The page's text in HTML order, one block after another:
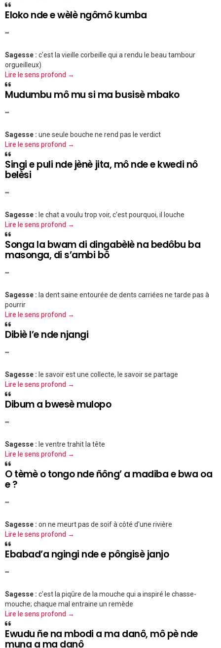
Eloko nde e wèlè ngômô kumba
""
Sagesse : c'est la vieille corbeille qui a rendu le beau tambour
orgueilleux)
Lire le sens profond →
Mudumbu mô mu si ma busisè mbako
""
Sagesse : une seule bouche ne rend pas le verdict
Lire le sens profond →
Singi e puli nde jènè jita, mô nde e kwedi nô
belèsi
""
Sagesse : le chat a voulu trop voir, c'est pourquoi, il louche
Lire le sens profond →
Songa la bwam di dingabèlè na bedôbu ba
masonga, di s’ambi bô
""
Sagesse : la dent saine entourée de dents carriées ne tarde pas à
pourrir
Lire le sens profond →
Dibiè l’e nde njangi
""
Sagesse : le savoir est une collecte, le savoir se partage
Lire le sens profond →
Dibum a bwesè mulopo
""
Sagesse : le ventre trahit la tête
Lire le sens profond →
O tèmè o tongo nde ñông’ a madiba e bwa oa
e ?
""
Sagesse : on ne meurt pas de soif à côté d'une rivière
Lire le sens profond →
Ebabad’a ngingi nde e pôngisè janjo
""
Sagesse : c'est la piqûre de la mouche qui a inspiré le chasse-
mouche; chaque mal entraine un remède
Lire le sens profond →
Ewudu ñe na mbodi a ma danô, mô pè nde
muna a ma danô